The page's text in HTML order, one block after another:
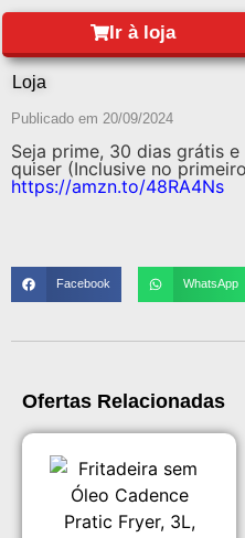
Ir à loja
Loja
Publicado em 20/09/2024
Seja prime, 30 dias grátis
quiser (Inclusive no
https://amzn.to/48RA4Ns
Facebook WhatsApp
Ofertas Relacionadas